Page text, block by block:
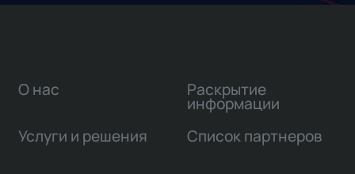
О нас
Услуги и решения
Раскрытие
информации
Список партнеров